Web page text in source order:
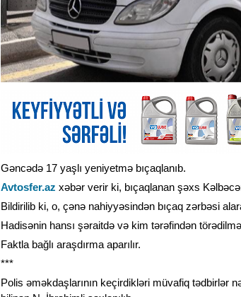
Gəncədə 17 yaşlı yeniyetmə bıçaqlanıb.
Avtosfer.az xəbər verir ki, bıçaqlanan şəxs
Bildirilib ki, o, çənə nahiyyəsindən bıçaq zərbəsi
Hadisənin hansı şəraitdə və kim tərəfindən
Faktla bağlı araşdırma aparılır.
***
Polis əməkdaşlarının keçirdikləri müvafiq tədbirlər